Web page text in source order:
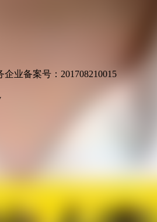
业备案号：201708210015